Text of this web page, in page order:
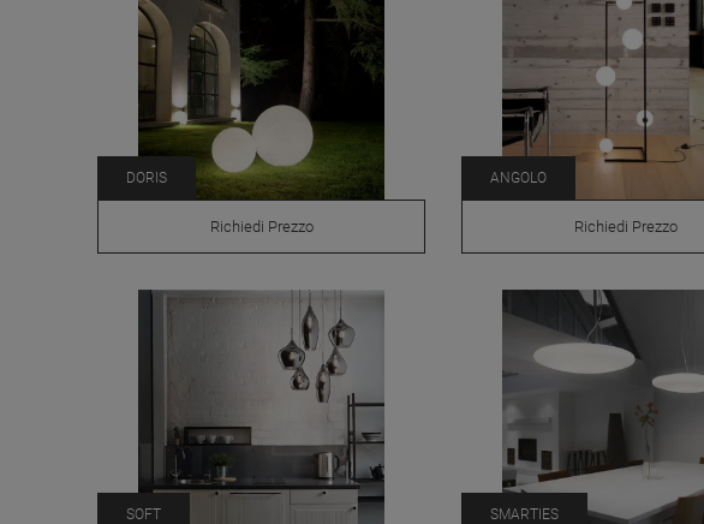
DORIS
Richiedi Prezzo
ANGOLO
Richiedi Prezzo
SOFT SMARTIES